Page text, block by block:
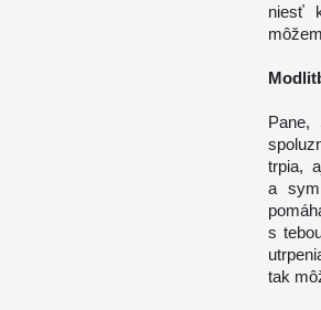
niesť
trpia,
a
s
tak